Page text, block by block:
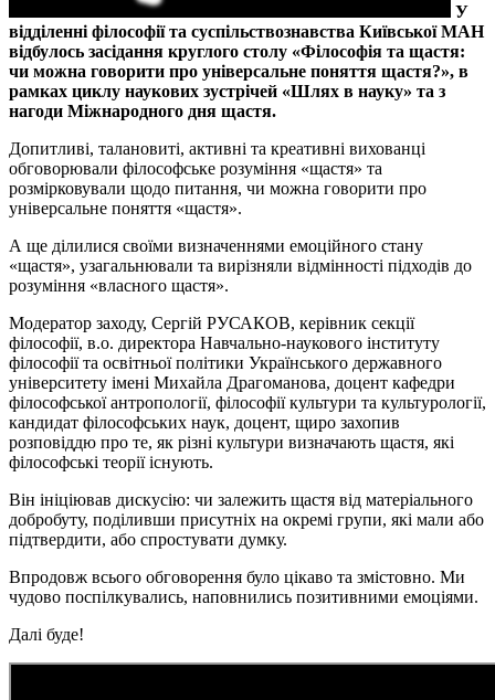
У
відділенні філософії та суспільствознавства Київської МАН
відбулось засідання круглого столу «Філософія та щастя:
чи можна говорити про універсальне поняття щастя?», в
рамках циклу наукових зустрічей «Шлях в науку» та з
нагоди Міжнародного дня щастя.
Допитливі, талановиті, активні та креативні вихованці
обговорювали філософське розуміння «щастя» та
розмірковували щодо питання, чи можна говорити про
універсальне поняття «щастя».
А ще ділилися своїми визначеннями емоційного стану
«щастя», узагальнювали та вирізняли відмінності підходів до
розуміння «власного щастя».
Модератор заходу, Сергій РУСАКОВ, керівник секції
філософії, в.о. директора Навчально-наукового інституту
філософії та освітньої політики Українського державного
університету імені Михайла Драгоманова, доцент кафедри
філософської антропології, філософії культури та культурології,
кандидат філософських наук, доцент, щиро захопив
розповіддю про те, як різні культури визначають щастя, які
філософські теорії існують.
Він ініціював дискусію: чи залежить щастя від матеріального
добробуту, поділивши присутніх на окремі групи, які мали або
підтвердити, або спростувати думку.
Впродовж всього обговорення було цікаво та змістовно. Ми
чудово поспілкувались, наповнились позитивними емоціями.
Далі буде!